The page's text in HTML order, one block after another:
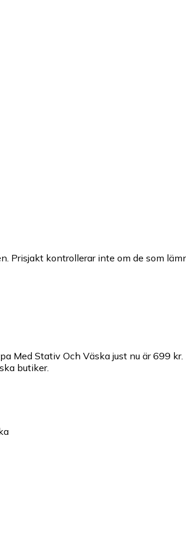
Prisjakt kontrollerar inte om de som
Med Stativ Och Väska just nu är 699 kr.
butiker.